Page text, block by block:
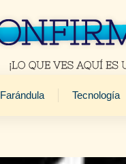
Farándula Tecnología